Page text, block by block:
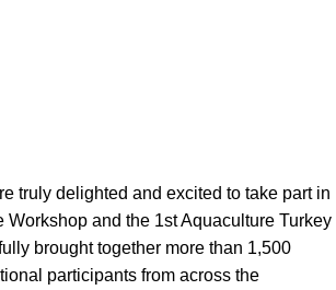
truly delighted and excited to take part in
Workshop and the 1st Aquaculture Turkey
brought together more than 1,500
participants from across the